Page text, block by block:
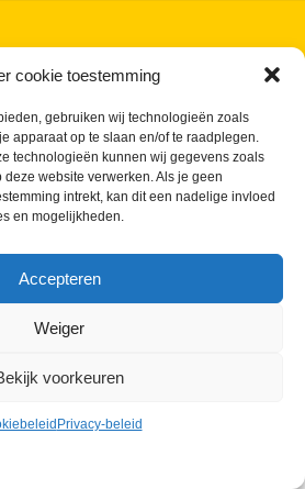
cookie toestemming
gebruiken wij technologieën zoals
apparaat op te slaan en/of te raadplegen.
technologieën kunnen wij gegevens zoals
website verwerken. Als je geen
intrekt, kan dit een nadelige invloed
en mogelijkheden.
Accepteren
Weiger
voorkeuren
Privacy-beleid
To
door Billie Branding